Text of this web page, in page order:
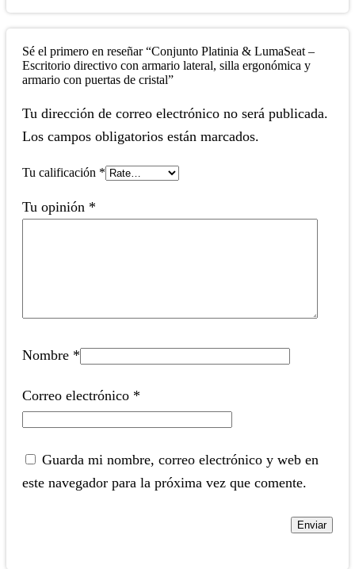
Sé el primero en reseñar “Conjunto Platinia & LumaSeat –
Escritorio directivo con armario lateral, silla ergonómica y
armario con puertas de cristal”
Tu dirección de correo electrónico no será publicada.
Los campos obligatorios están marcados.
Tu calificación *
Tu opinión *
Nombre *
Correo electrónico *
Guarda mi nombre, correo electrónico y web en
este navegador para la próxima vez que comente.